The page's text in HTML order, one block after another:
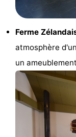
Zélande
Resort
Haamstede
Résidence
Hof
van
Haamstede
-
Schouwen
Schouwse
Valleien
Soeten
Ferme
atmosphère
un